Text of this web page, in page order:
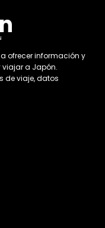
ofrecer información y
viajar a Japón.
de viaje, datos